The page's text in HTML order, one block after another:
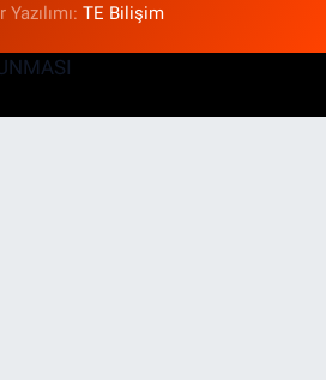
Yazılımı:TE Bilişim